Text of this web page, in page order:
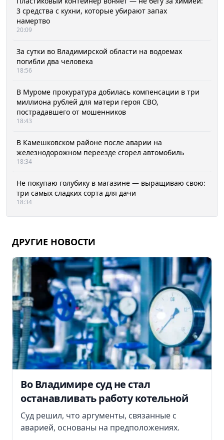
3 средства с кухни, которые убирают запах
намертво
20:09
За сутки во Владимирской области на водоемах
погибли два человека
18:56
В Муроме прокуратура добилась компенсации в три
миллиона рублей для матери героя СВО,
пострадавшего от мошенников
18:43
В Камешковском районе после аварии на
железнодорожном переезде сгорел автомобиль
18:34
Не покупаю голубику в магазине — выращиваю свою:
три самых сладких сорта для дачи
18:34
ДРУГИЕ НОВОСТИ
Во Владимире суд не стал
останавливать работу котельной
Суд решил, что аргументы, связанные с
аварией, основаны на предположениях.